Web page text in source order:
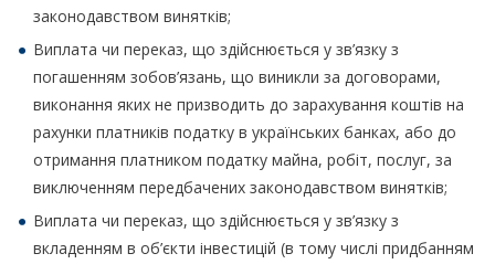
законодавством винятків;
Виплата чи переказ, що здійснюється у зв’язку з
погашенням зобов’язань, що виникли за договорами,
виконання яких не призводить до зарахування коштів на
рахунки платників податку в українських банках, або до
отримання платником податку майна, робіт, послуг, за
виключенням передбачених законодавством винятків;
Виплата чи переказ, що здійснюється у зв’язку з
вкладенням в об’єкти інвестицій (в тому числі придбанням